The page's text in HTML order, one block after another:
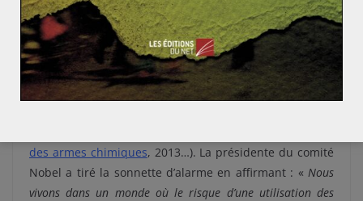
position vis-à-vis de la politique du président
américain. Le comité a cependant préféré marquer
durablement les esprits, et réaffirmer un engagement
pris depuis la création du comité. Dix-neuf prix Nobel
ont déjà été décernés à la lutte contre les
armes de
des armes chimiques, 2013…). La présidente du comité
Nobel a tiré la sonnette d’alarme en affirmant : « Nous
vivons dans un monde où le risque d’une utilisation des